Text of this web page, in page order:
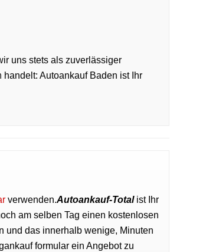
uns stets als zuverlässiger
Autoankauf Baden ist Ihr
verwenden.Autoankauf-Totalist Ihr
am selben Tag einen kostenlosen
und das innerhalb wenige, Minuten
formular ein Angebot zu